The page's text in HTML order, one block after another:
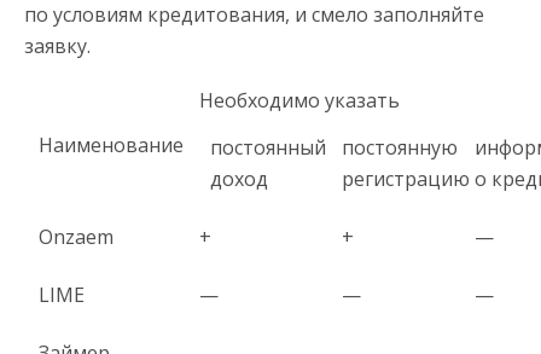
по условиям кредитования, и смело заполняйте
заявку.
Наименование
Необходимо указать
постоянный
доход
постоянную
регистрацию о
Onzaem + + —
LIME — — —